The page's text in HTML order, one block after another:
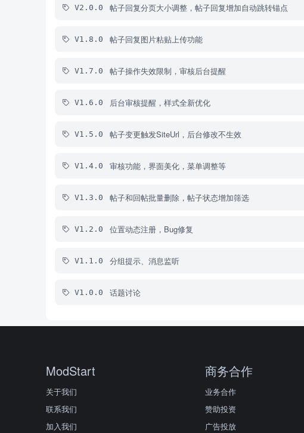
V2.0.0 帖子回复分页大小调整，帖子回复增加自动跳转锚点
V1.8.0 帖子回复图片粘贴上传功能
V1.7.0 帖子操作失效限制，审核后台提醒
V1.6.0 后台审核提醒，样式全新优化
V1.5.0 帖子变更触发SiteUrl，后台修改不生效
V1.4.0 审核功能，界面美化，菜单调整等
V1.3.0 帖子和回帖批量删除，帖子状态增加筛选
V1.2.0 位置动态注册，Bug修复
V1.1.0 分组提示、消息监听
V1.0.0 话题讨论
ModStart
关于我们
联系我们
加入我们
商务合作
业务合作
赞助投资
广告投放